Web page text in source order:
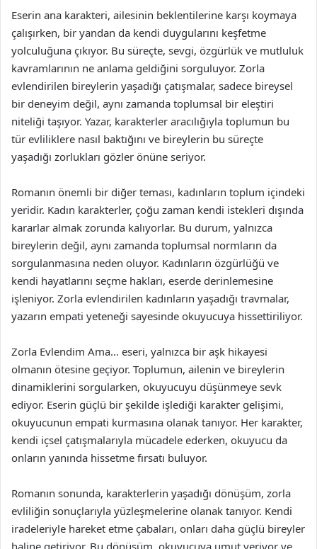
Eserin ana karakteri, ailesinin beklentilerine karşı koymaya
çalışırken, bir yandan da kendi duygularını keşfetme
yolculuğuna çıkıyor. Bu süreçte, sevgi, özgürlük ve mutluluk
kavramlarının ne anlama geldiğini sorguluyor. Zorla
evlendirilen bireylerin yaşadığı çatışmalar, sadece bireysel
bir deneyim değil, aynı zamanda toplumsal bir eleştiri
niteliği taşıyor. Yazar, karakterler aracılığıyla toplumun bu
tür evliliklere nasıl baktığını ve bireylerin bu süreçte
yaşadığı zorlukları gözler önüne seriyor.
Romanın önemli bir diğer teması, kadınların toplum içindeki
yeridir. Kadın karakterler, çoğu zaman kendi istekleri dışında
kararlar almak zorunda kalıyorlar. Bu durum, yalnızca
bireylerin değil, aynı zamanda toplumsal normların da
sorgulanmasına neden oluyor. Kadınların özgürlüğü ve
kendi hayatlarını seçme hakları, eserde derinlemesine
işleniyor. Zorla evlendirilen kadınların yaşadığı travmalar,
yazarın empati yeteneği sayesinde okuyucuya hissettiriliyor.
Zorla Evlendim Ama… eseri, yalnızca bir aşk hikayesi
olmanın ötesine geçiyor. Toplumun, ailenin ve bireylerin
dinamiklerini sorgularken, okuyucuyu düşünmeye sevk
ediyor. Eserin güçlü bir şekilde işlediği karakter gelişimi,
okuyucunun empati kurmasına olanak tanıyor. Her karakter,
kendi içsel çatışmalarıyla mücadele ederken, okuyucu da
onların yanında hissetme fırsatı buluyor.
Romanın sonunda, karakterlerin yaşadığı dönüşüm, zorla
evliliğin sonuçlarıyla yüzleşmelerine olanak tanıyor. Kendi
iradeleriyle hareket etme çabaları, onları daha güçlü bireyler
haline getiriyor. Bu dönüşüm, okuyucuya umut veriyor ve